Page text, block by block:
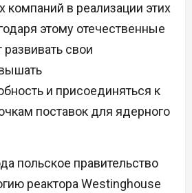
компаний в реализации этих
этому отечественные
свои
и присоединяться к
поставок для ядерного
польское правительство
реактора Westinghouse